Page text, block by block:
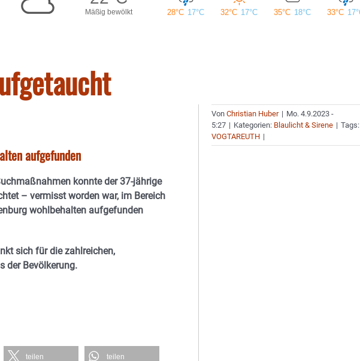
aufgefunden
konnte der 37-jährige
– vermisst worden war, im Bereich
wohlbehalten aufgefunden
sich für die zahlreichen,
der Bevölkerung.
teilen teilen
VonChristian Huber | Mo. 4.9.2023 -
5:27 | Kategorien: Blaulicht & Sirene | Tags:
VOGTAREUTH |